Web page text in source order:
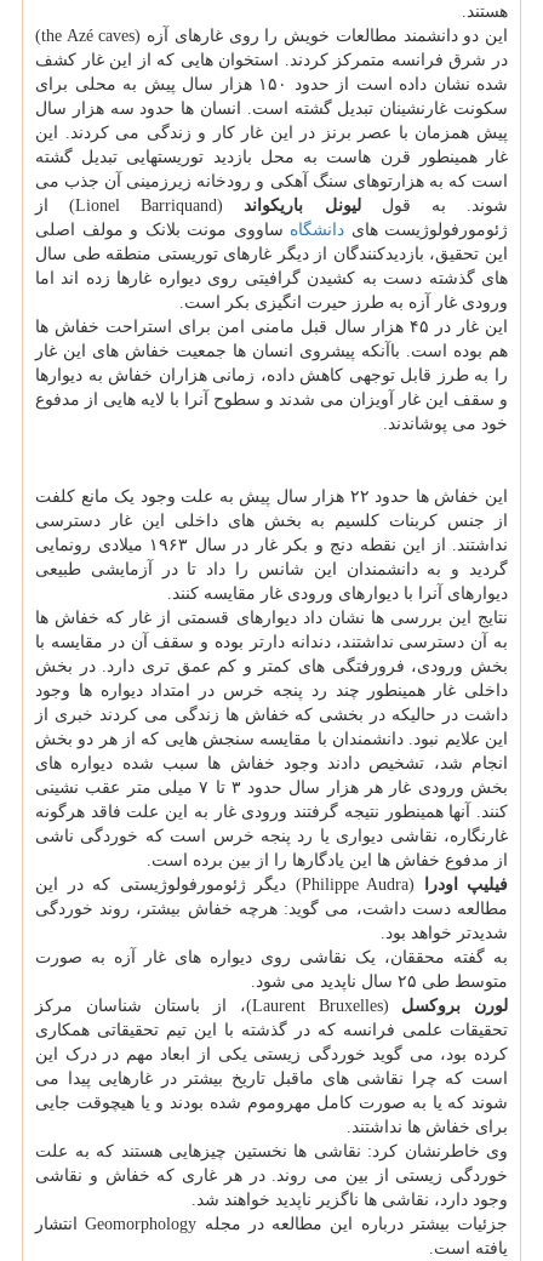
هستند.
این دو دانشمند مطالعات خویش را روی غارهای آزه (the Azé caves)
در شرق فرانسه متمرکز کردند. استخوان هایی که از این غار کشف
شده نشان داده است از حدود ۱۵۰ هزار سال پیش به محلی برای
سکونت غارنشینان تبدیل گشته است. انسان ها حدود سه هزار سال
پیش همزمان با عصر برنز در این غار کار و زندگی می کردند. این
غار همینطور قرن هاست به محل بازدید توریستهایی تبدیل گشته
است که به هزارتوهای سنگ آهکی و رودخانه زیرزمینی آن جذب می
شوند. به قوللیونل باریکواند
(Lionel Barriquand) از
ژئومورفولوژیست های دانشگاه ساووی مونت بلانک و مولف اصلی
این تحقیق، بازدیدکنندگان از دیگر غارهای توریستی منطقه طی سال
های گذشته دست به کشیدن گرافیتی روی دیواره غارها زده اند اما
ورودی غار آزه به طرز حیرت انگیزی بکر است.
این غار در ۴۵ هزار سال قبل مامنی امن برای استراحت خفاش ها
هم بوده است. باآنکه پیشروی انسان ها جمعیت خفاش های این غار
را به طرز قابل توجهی کاهش داده، زمانی هزاران خفاش به دیوارها
و سقف این غار آویزان می شدند و سطوح آنرا با لایه هایی از مدفوع
خود می پوشاندند.
این خفاش ها حدود ۲۲ هزار سال پیش به علت وجود یک مانع کلفت
از جنس کربنات کلسیم به بخش های داخلی این غار دسترسی
نداشتند. از این نقطه دنج و بکر غار در سال ۱۹۶۳ میلادی رونمایی
گردید و به دانشمندان این شانس را داد تا در آزمایشی طبیعی
دیوارهای آنرا با دیوارهای ورودی غار مقایسه کنند.
نتایج این بررسی ها نشان داد دیوارهای قسمتی از غار که خفاش ها
به آن دسترسی نداشتند، دندانه دارتر بوده و سقف آن در مقایسه با
بخش ورودی، فرورفتگی های کمتر و کم عمق تری دارد. در بخش
داخلی غار همینطور چند رد پنجه خرس در امتداد دیواره ها وجود
داشت در حالیکه در بخشی که خفاش ها زندگی می کردند خبری از
این علایم نبود. دانشمندان با مقایسه سنجش هایی که از هر دو بخش
انجام شد، تشخیص دادند وجود خفاش ها سبب شده دیواره های
بخش ورودی غار هر هزار سال حدود ۳ تا ۷ میلی متر عقب نشینی
کنند. آنها همینطور نتیجه گرفتند ورودی غار به این علت فاقد هرگونه
غارنگاره، نقاشی دیواری یا رد پنجه خرس است که خوردگی ناشی
از مدفوع خفاش ها این یادگارها را از بین برده است.
فیلیپ اودرا
(Philippe Audra) دیگر ژئومورفولوژیستی که در این
مطالعه دست داشت، می گوید: هرچه خفاش بیشتر، روند خوردگی
شدیدتر خواهد بود.
به گفته محققان، یک نقاشی روی دیواره های غار آزه به صورت
متوسط طی ۲۵ سال ناپدید می شود.
لورن بروکسل
(Laurent Bruxelles)، از باستان شناسان مرکز
تحقیقات علمی فرانسه که در گذشته با این تیم تحقیقاتی همکاری
کرده بود، می گوید خوردگی زیستی یکی از ابعاد مهم در درک این
است که چرا نقاشی های ماقبل تاریخ بیشتر در غارهایی پیدا می
شوند که یا به صورت کامل مهروموم شده بودند و یا هیچوقت جایی
برای خفاش ها نداشتند.
وی خاطرنشان کرد: نقاشی ها نخستین چیزهایی هستند که به علت
خوردگی زیستی از بین می روند. در هر غاری که خفاش و نقاشی
وجود دارد، نقاشی ها ناگزیر ناپدید خواهند شد.
جزئیات بیشتر درباره این مطالعه در مجله Geomorphology انتشار
یافته است.